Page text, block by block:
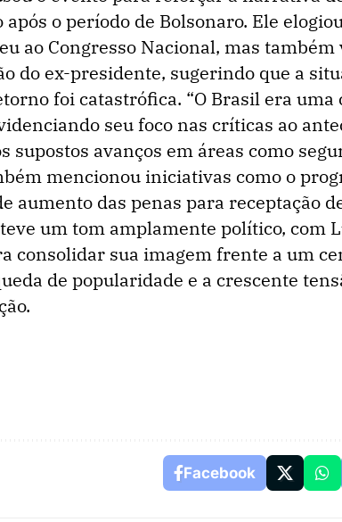
o período de Bolsonaro. Ele
ao Congresso Nacional, mas também
do ex-presidente, sugerindo que a
foi catastrófica. “O Brasil era uma
seu foco nas críticas ao
supostos avanços em áreas como
mencionou iniciativas como o
aumento das penas para receptação
um tom amplamente político, com
consolidar sua imagem frente a um
de popularidade e a crescente
Facebook